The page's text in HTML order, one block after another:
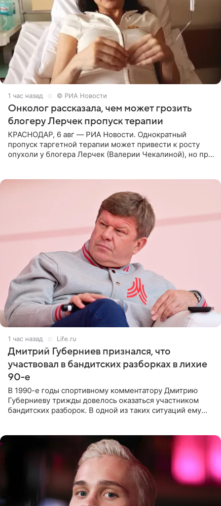
1 час назад © РИА Новости
Онколог рассказала, чем может грозить
блогеру Лерчек пропуск терапии
КРАСНОДАР, 6 авг — РИА Новости. Однократный
пропуск таргетной терапии может привести к росту
опухоли у блогера Лерчек (Валерии Чекалиной), но при
1 час назад Life.ru
Дмитрий Губерниев признался, что
участвовал в бандитских разборках в лихие
90-е
В 1990-е годы спортивному комментатору Дмитрию
Губерниеву трижды довелось оказаться участником
бандитских разборок. В одной из таких ситуаций ему